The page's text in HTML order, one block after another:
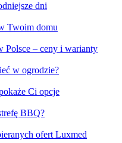
dni
Twoim domu
Polsce – ceny i warianty
w ogrodzie?
Ci opcje
BBQ?
ofert Luxmed